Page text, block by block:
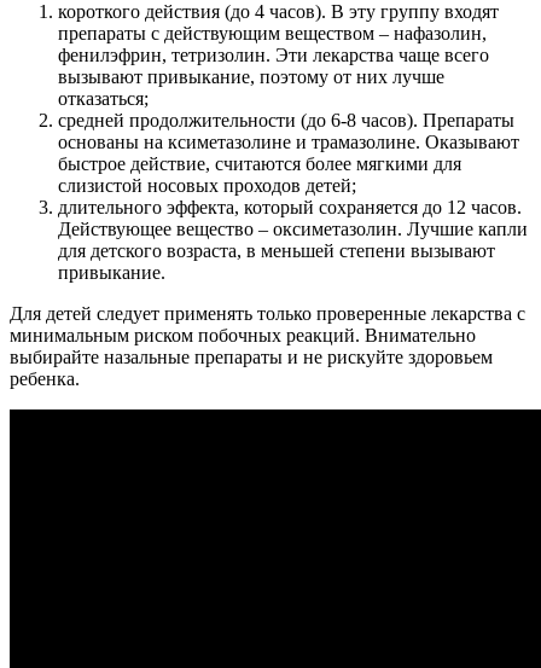
короткого действия (до 4 часов). В эту группу входят
препараты с действующим веществом – нафазолин,
фенилэфрин, тетризолин. Эти лекарства чаще всего
вызывают привыкание, поэтому от них лучше
отказаться;
средней продолжительности (до 6-8 часов). Препараты
основаны на ксиметазолине и трамазолине. Оказывают
быстрое действие, считаются более мягкими для
слизистой носовых проходов детей;
длительного эффекта, который сохраняется до 12 часов.
Действующее вещество – оксиметазолин. Лучшие капли
для детского возраста, в меньшей степени вызывают
привыкание.
Для детей следует применять только проверенные лекарства с
минимальным риском побочных реакций. Внимательно
выбирайте назальные препараты и не рискуйте здоровьем
ребенка.